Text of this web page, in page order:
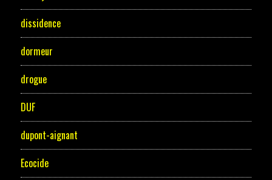
dissidence
dormeur
drogue
DUF
dupont-aignant
Ecocide